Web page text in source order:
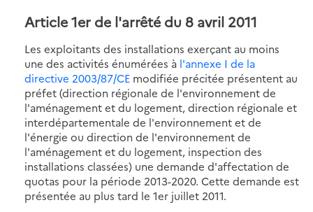
Article 1er de l'arrêté du 8 avril 2011
Les exploitants des installations exerçant au moins
une des activités énumérées à l'annexe I de la
directive 2003/87/CE modifiée précitée présentent au
préfet (direction régionale de l'environnement de
l'aménagement et du logement, direction régionale et
interdépartementale de l'environnement et de
l'énergie ou direction de l'environnement de
l'aménagement et du logement, inspection des
installations classées) une demande d'affectation de
quotas pour la période 2013-2020. Cette demande est
présentée au plus tard le 1er juillet 2011.